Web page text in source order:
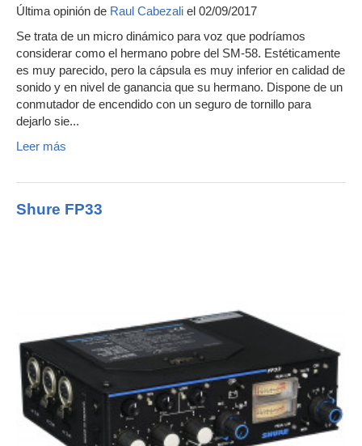
Última opinión de Raul Cabezali el 02/09/2017
Se trata de un micro dinámico para voz que podríamos
considerar como el hermano pobre del SM-58. Estéticamente
es muy parecido, pero la cápsula es muy inferior en calidad de
sonido y en nivel de ganancia que su hermano. Dispone de un
conmutador de encendido con un seguro de tornillo para
dejarlo sie...
Leer más
Shure FP33